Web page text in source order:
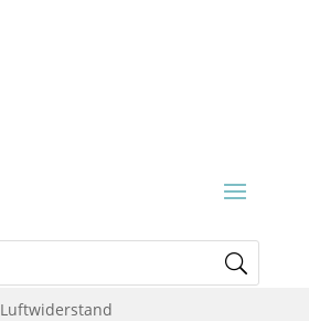
Luftwiderstand